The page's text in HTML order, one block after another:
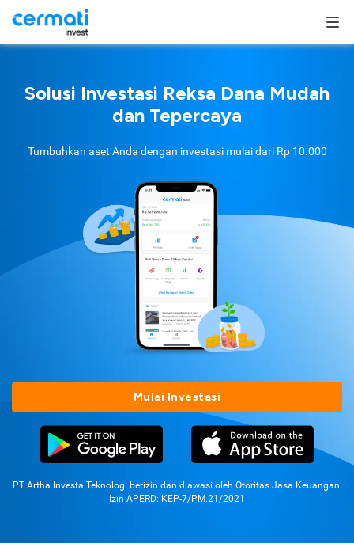
Solusi Investasi Reksa Dana Mudah
dan Tepercaya
Tumbuhkan aset Anda dengan investasi mulai dari Rp 10.000
Mulai Investasi
PT Artha Investa Teknologi berizin dan diawasi oleh Otoritas Jasa Keuangan.
Izin APERD: KEP-7/PM.21/2021